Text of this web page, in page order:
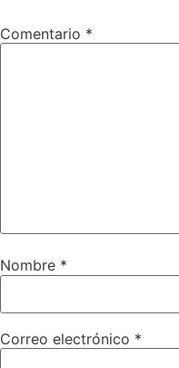
Comentario *
Nombre *
Correo electrónico *